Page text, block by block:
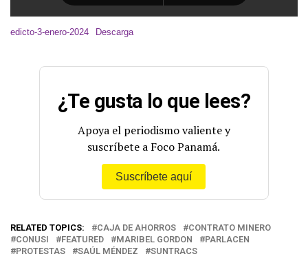
edicto-3-enero-2024 Descarga
¿Te gusta lo que lees?
Apoya el periodismo valiente y
suscríbete a Foco Panamá.
Suscríbete aquí
RELATED TOPICS: CAJA DE AHORROS
CONTRATO MINERO
CONUSI
FEATURED MARIBEL GORDON
PARLACEN
PROTESTAS
SAÚL MÉNDEZ SUNTRACS